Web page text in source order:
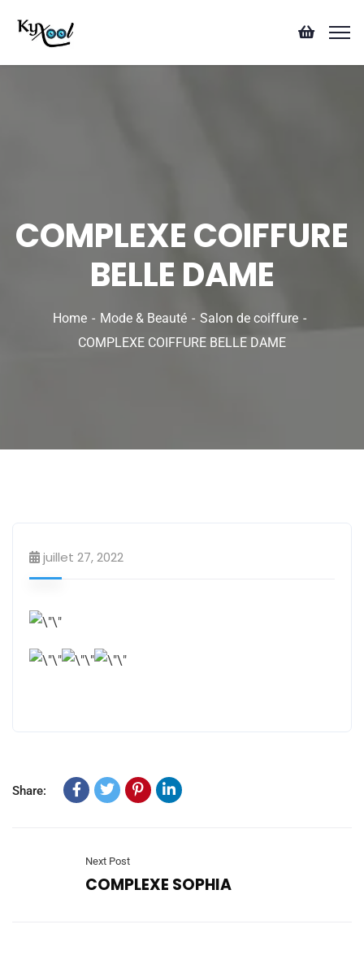
COMPLEXE COIFFURE
BELLE DAME
Home Mode & Beauté
Salon de coiffure
COMPLEXE COIFFURE BELLE DAME
juillet 27, 2022
Share:
Next Post
COMPLEXE SOPHIA